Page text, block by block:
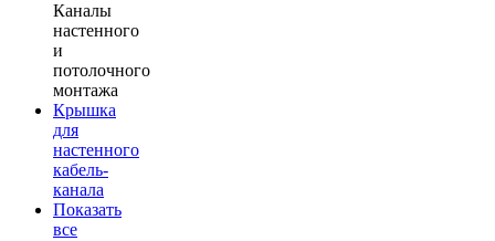
Каналы
настенного
и
потолочного
монтажа
Крышка
для
настенного
кабель-
канала
Показать
все